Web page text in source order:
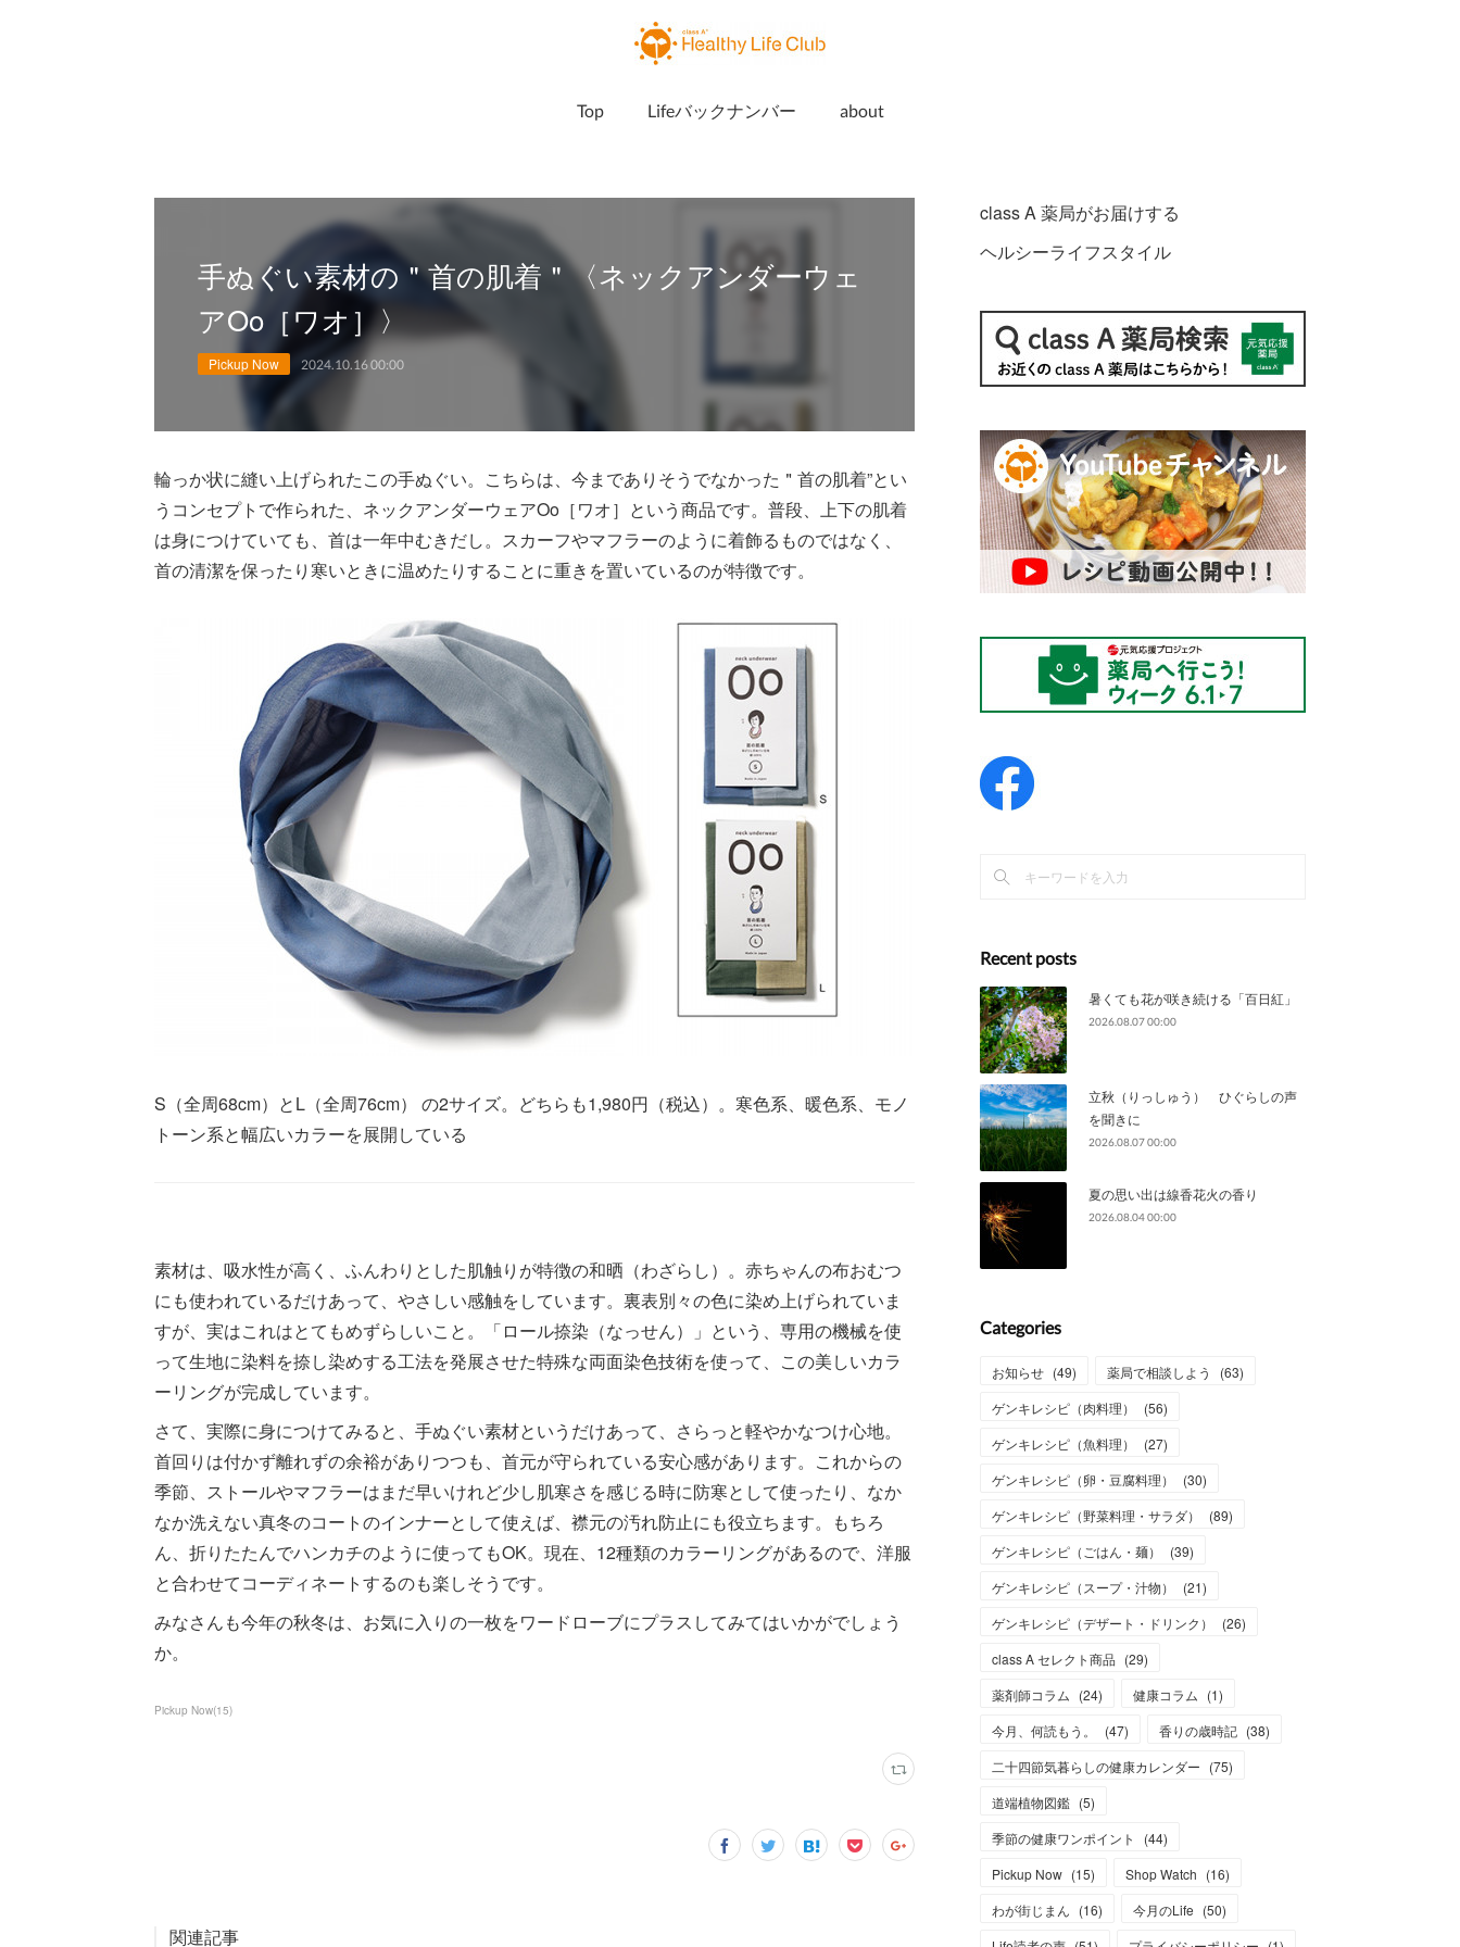
Top Lifeバックナンバー about
手ぬぐい素材の＂首の肌着＂〈ネックアンダーウェ
アOo［ワオ］〉
Pickup Now 2024.10.16 00:00
輪っか状に縫い上げられたこの手ぬぐい。こちらは、今までありそうでなかった＂首の肌着”とい
うコンセプトで作られた、ネックアンダーウェアOo［ワオ］という商品です。普段、上下の肌着
は身につけていても、首は一年中むきだし。スカーフやマフラーのように着飾るものではなく、
首の清潔を保ったり寒いときに温めたりすることに重きを置いているのが特徴です。
S（全周68cm）とL（全周76cm） の2サイズ。どちらも1,980円（税込）。寒色系、暖色系、モノ
トーン系と幅広いカラーを展開している
素材は、吸水性が高く、ふんわりとした肌触りが特徴の和晒（わざらし）。赤ちゃんの布おむつ
にも使われているだけあって、やさしい感触をしています。裏表別々の色に染め上げられていま
すが、実はこれはとてもめずらしいこと。「ロール捺染（なっせん）」という、専用の機械を使
って生地に染料を捺し染めする工法を発展させた特殊な両面染色技術を使って、この美しいカラ
ーリングが完成しています。
さて、実際に身につけてみると、手ぬぐい素材というだけあって、さらっと軽やかなつけ心地。
首回りは付かず離れずの余裕がありつつも、首元が守られている安心感があります。これからの
季節、ストールやマフラーはまだ早いけれど少し肌寒さを感じる時に防寒として使ったり、なか
なか洗えない真冬のコートのインナーとして使えば、襟元の汚れ防止にも役立ちます。もちろ
ん、折りたたんでハンカチのように使ってもOK。現在、12種類のカラーリングがあるので、洋服
と合わせてコーディネートするのも楽しそうです。
みなさんも今年の秋冬は、お気に入りの一枚をワードローブにプラスしてみてはいかがでしょう
か。
Pickup Now(15)
関連記事
class A 薬局がお届けする
ヘルシーライフスタイル
Recent posts
暑くても花が咲き続ける「百日紅」
2026.08.07 00:00
立秋（りっしゅう） ひぐらしの声
を聞きに
2026.08.07 00:00
夏の思い出は線香花火の香り
2026.08.04 00:00
Categories
お知らせ (49) 薬局で相談しよう (63)
ゲンキレシピ（肉料理）
(56)
ゲンキレシピ（魚料理）
(27)
ゲンキレシピ（卵・豆腐料理）
(30)
ゲンキレシピ（野菜料理・サラダ）
(89)
ゲンキレシピ（ごはん・麺）
(39)
ゲンキレシピ（スープ・汁物）
(21)
ゲンキレシピ（デザート・ドリンク）
(26)
class A セレクト商品 (29)
薬剤師コラム (24) 健康コラム (1)
今月、何読もう。
(47) 香りの歳時記 (38)
二十四節気暮らしの健康カレンダー (75)
道端植物図鑑 (5)
季節の健康ワンポイント
(44)
Pickup Now (15) Shop Watch (16)
わが街じまん (16) 今月のLife (50)